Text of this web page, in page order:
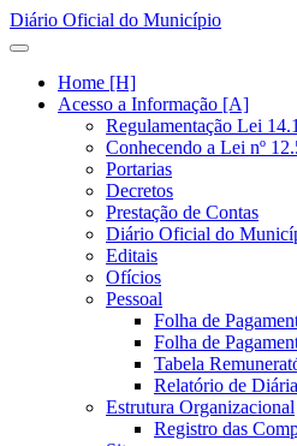
Diário Oficial do Município
Home [H]
Acesso a Informação [A]
Regulamentação Lei
Conhecendo a Lei nº
Portarias
Decretos
Prestação de Contas
Diário Oficial do
Editais
Ofícios
Pessoal
Folha de
Folha de
Tabela
Relatório de
Estrutura Organizacional
Registro das